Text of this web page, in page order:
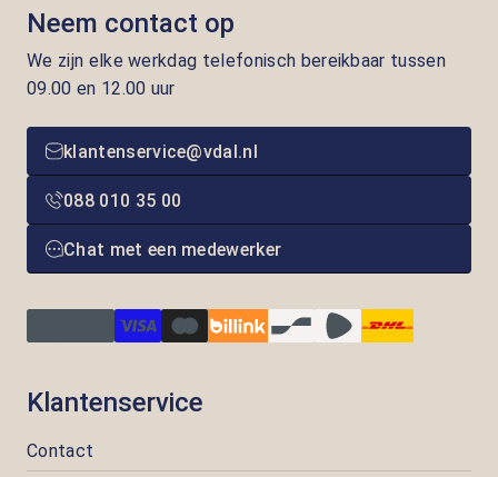
Neem contact op
We zijn elke werkdag telefonisch bereikbaar tussen
09.00 en 12.00 uur
klantenservice@vdal.nl
088 010 35 00
Chat met een medewerker
Klantenservice
Contact